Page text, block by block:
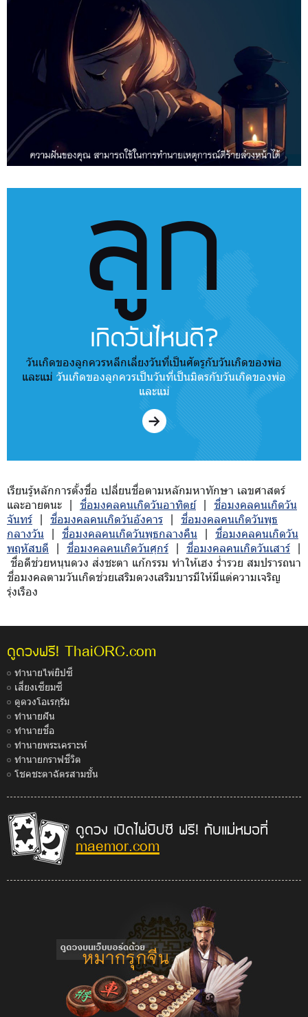
ลูก
เกิดวันไหนดี?
วันเกิดของลูกควรหลีกเลี่ยงวันที่เป็นศัตรูกับวันเกิดของพ่อ
และแม่ วันเกิดของลูกควรเป็นวันที่เป็นมิตรกับวันเกิดของพ่อ
และแม่
เรียนรู้หลักการตั้งชื่อ เปลี่ยนชื่อตามหลักมหาทักษา เลขศาสตร์
และอายตนะ | ชื่อมงคลคนเกิดวันอาทิตย์| ชื่อมงคลคนเกิดวัน
จันทร์ | ชื่อมงคลคนเกิดวันอังคาร | ชื่อมงคลคนเกิดวันพุธ
กลางวัน | ชื่อมงคลคนเกิดวันพุธกลางคืน | ชื่อมงคลคนเกิดวัน
พฤหัสบดี | ชื่อมงคลคนเกิดวันศุกร์ | ชื่อมงคลคนเกิดวันเสาร์ |
ชื่อดีช่วยหนุนดวง ส่งชะตา แก้กรรม ทำให้เฮง ร่ำรวย สมปรารถนา
ชื่อมงคลตามวันเกิดช่วยเสริมดวงเสริมบารมีให้มีแต่ความเจริญ
รุ่งเรือง
ดูดวงฟรี! ThaiORC.com
ทำนายไพ่ยิปซี
เสี่ยงเซียมซี
ดูดวงโอเรกุรัม
ทำนายฝัน
ทำนายชื่อ
ทำนายพระเคราะห์
ทำนายกราฟชีวิต
โชคชะตาฉัตรสามชั้น
ดูดวง เปิดไพ่ยิปซี ฟรี! กับแม่หมอที่
maemor.com